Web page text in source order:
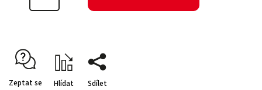
Zeptat se Hlídat Sdílet